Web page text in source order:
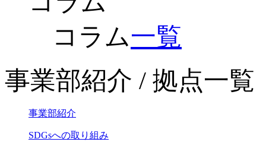
コラム一覧
事業部紹介 / 拠点一覧
事業部紹介
SDGsへの取り組み